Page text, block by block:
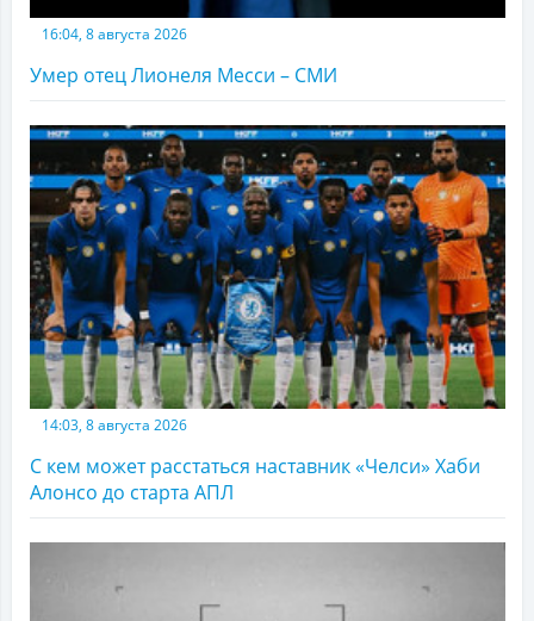
16:04, 8 августа 2026
Умер отец Лионеля Месси – СМИ
14:03, 8 августа 2026
С кем может расстаться наставник «Челси» Хаби
Алонсо до старта АПЛ